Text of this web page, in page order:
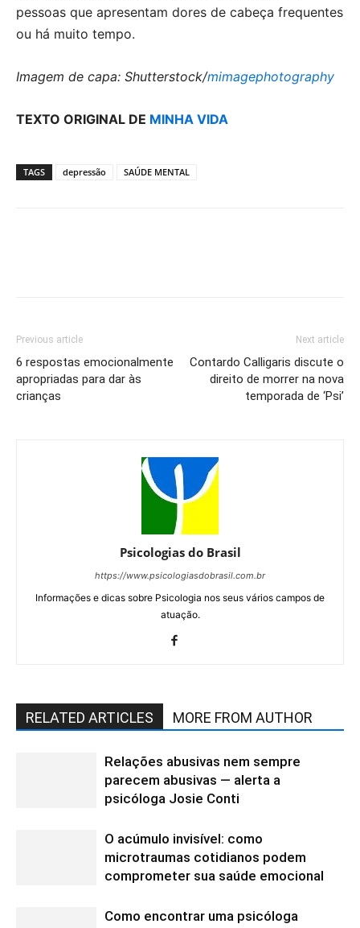
pessoas que apresentam dores de cabeça frequentes
ou há muito tempo.
Imagem de capa: Shutterstock/mimagephotography
TEXTO ORIGINAL DE MINHA VIDA
TAGS depressão SAÚDE MENTAL
Previous article
6 respostas emocionalmente
apropriadas para dar às
crianças
Next article
Contardo Calligaris discute o
direito de morrer na nova
temporada de ‘Psi’
Psicologias do Brasil
https://www.psicologiasdobrasil.com.br
Informações e dicas sobre Psicologia nos seus vários campos de
atuação.
RELATED ARTICLES MORE FROM AUTHOR
Relações abusivas nem sempre
parecem abusivas — alerta a
psicóloga Josie Conti
O acúmulo invisível: como
microtraumas cotidianos podem
comprometer sua saúde emocional
Como encontrar uma psicóloga